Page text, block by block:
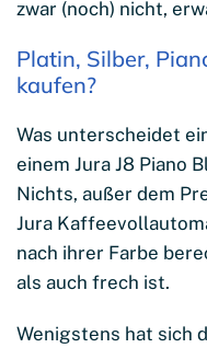
zwar (noch) nicht,
Platin, Silber,
kaufen?
Was unterscheidet
einem Jura J8 Piano
Nichts, außer dem
Jura
nach ihrer Farbe
als auch frech ist.
Wenigstens hat sich